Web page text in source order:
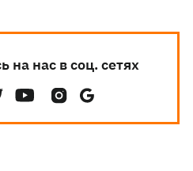
на нас в соц. сетях